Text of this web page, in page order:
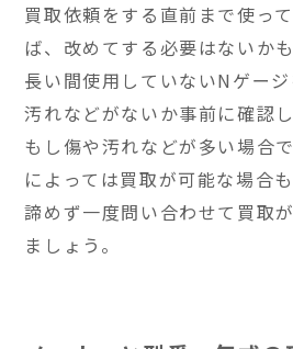
買取依頼をする直前まで使っ
ば、改めてする必要はないか
長い間使用していないNゲー
汚れなどがないか事前に確認
もし傷や汚れなどが多い場合
によっては買取が可能な場合
諦めず一度問い合わせて買取
ましょう。